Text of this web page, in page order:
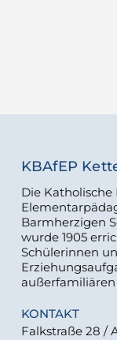
KBAfEP
Die
Barmherzigen
wurde 1905
Schülerinnen
KONTAKT
Falkstraße 28 /